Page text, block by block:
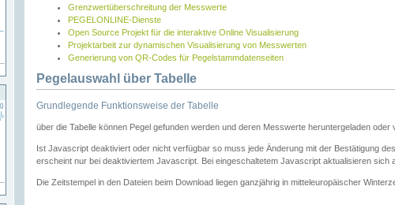
Grenzwertüberschreitung der Messwerte
PEGELONLINE-Dienste
Open Source Projekt für die interaktive Online Visualisierung
Projektarbeit zur dynamischen Visualisierung von Messwerten
Generierung von QR-Codes für Pegelstammdatenseiten
Pegelauswahl über Tabelle
Grundlegende Funktionsweise der Tabelle
über die Tabelle können Pegel gefunden werden und deren Messwerte heruntergeladen oder
Ist Javascript deaktiviert oder nicht verfügbar so muss jede Änderung mit der Bestätigung
erscheint nur bei deaktiviertem Javascript. Bei eingeschaltetem Javascript aktualisieren sich
Die Zeitstempel in den Dateien beim Download liegen ganzjährig in mitteleuropäischer